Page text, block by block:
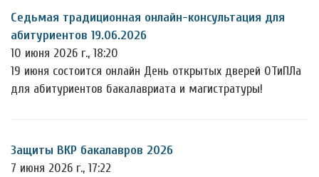
Седьмая традиционная онлайн-консультация для
абитуриентов 19.06.2026
10 июня 2026 г., 18:20
19 июня состоится онлайн День открытых дверей ОТиПЛа
для абитуриентов бакалавриата и магистратуры!
Защиты ВКР бакалавров 2026
7 июня 2026 г., 17:22